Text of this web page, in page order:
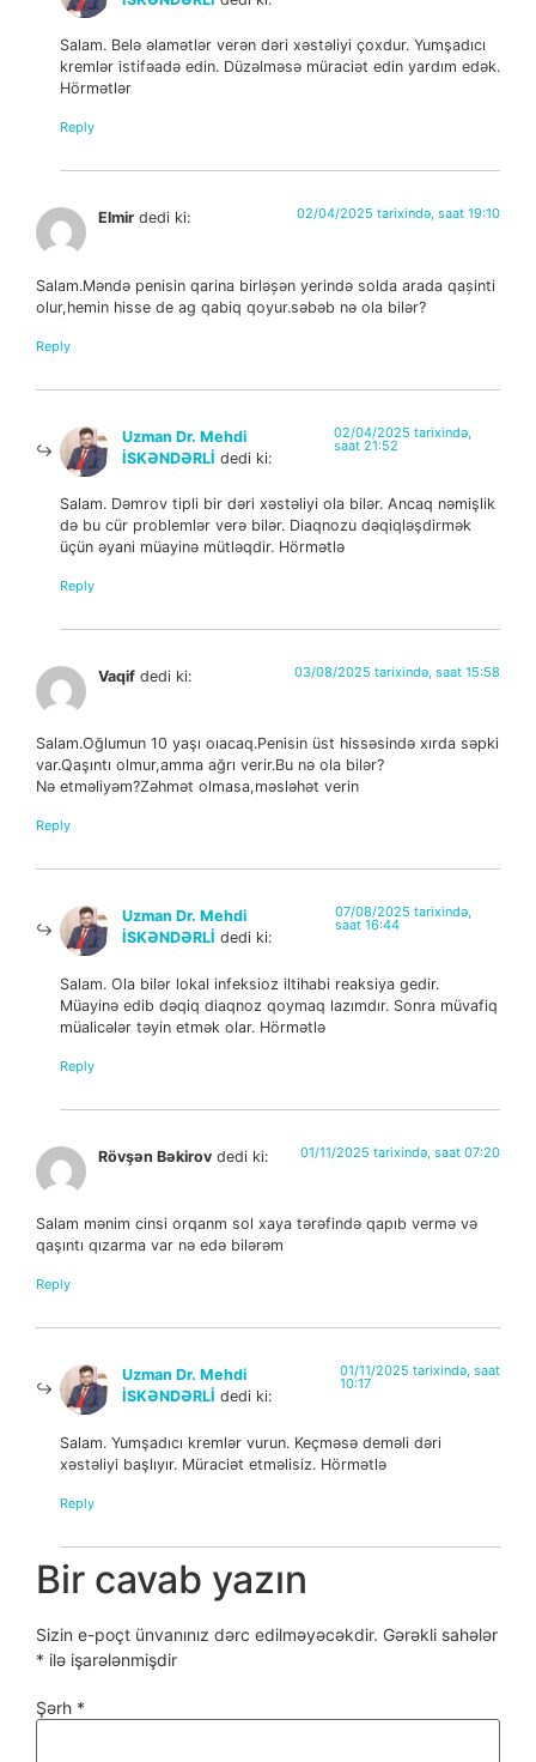
Salam. Belə əlamətlər verən dəri xəstəliyi çoxdur. Yumşadıcı
kremlər istifəadə edin. Düzəlməsə müraciət edin yardım edək.
Hörmətlər
Reply
Elmir dedi ki: 02/04/2025 tarixində, saat 19:10
Salam.Məndə penisin qarina birləșən yerində solda arada qașinti
olur,hemin hisse de ag qabiq qoyur.səbəb nə ola bilər?
Reply
Uzman Dr. Mehdi
İSKƏNDƏRLİ dedi ki:
02/04/2025 tarixində,
saat 21:52
Salam. Dəmrov tipli bir dəri xəstəliyi ola bilər. Ancaq nəmişlik
də bu cür problemlər verə bilər. Diaqnozu dəqiqləşdirmək
üçün əyani müayinə mütləqdir. Hörmətlə
Reply
Vaqif dedi ki: 03/08/2025 tarixində, saat 15:58
Salam.Oğlumun 10 yaşı oıacaq.Penisin üst hissəsində xırda səpki
var.Qaşıntı olmur,amma ağrı verir.Bu nə ola bilər?
Nə etməliyəm?Zəhmət olmasa,məsləhət verin
Reply
Uzman Dr. Mehdi
İSKƏNDƏRLİ dedi ki:
07/08/2025 tarixində,
saat 16:44
Salam. Ola bilər lokal infeksioz iltihabi reaksiya gedir.
Müayinə edib dəqiq diaqnoz qoymaq lazımdır. Sonra müvafiq
müalicələr təyin etmək olar. Hörmətlə
Reply
Rövşən Bəkirov dedi ki: 01/11/2025 tarixində, saat 07:20
Salam mənim cinsi orqanm sol xaya tərəfində qapıb vermə və
qaşıntı qızarma var nə edə bilərəm
Reply
Uzman Dr. Mehdi
İSKƏNDƏRLİ dedi ki:
01/11/2025 tarixində, saat
10:17
Salam. Yumşadıcı kremlər vurun. Keçməsə deməli dəri
xəstəliyi başlıyır. Müraciət etməlisiz. Hörmətlə
Reply
Bir cavab yazın
Sizin e-poçt ünvanınız dərc edilməyəcəkdir. Gərəkli sahələr
* ilə işarələnmişdir
Şərh *